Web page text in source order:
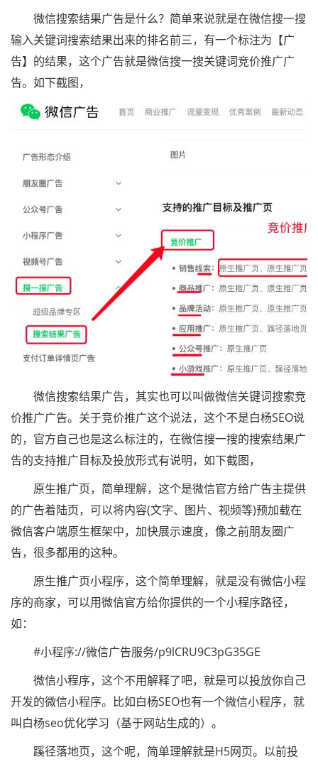
微信搜索结果广告是什么？简单来说就是在微信搜一搜
输入关键词搜索结果出来的排名前三，有一个标注为【广
告】的结果，这个广告就是微信搜一搜关键词竞价推广广
告。如下截图，
微信搜索结果广告，其实也可以叫做微信关键词搜索竞
价推广广告。关于竞价推广这个说法，这个不是白杨SEO说
的，官方自己也是这么标注的，在微信搜一搜的搜索结果广
告的支持推广目标及投放形式有说明，如下截图，
原生推广页，简单理解，这个是微信官方给广告主提供
的广告着陆页，可以将内容(文字、图片、视频等)预加载在
微信客户端原生框架中，加快展示速度，像之前朋友圈广
告，很多都用的这种。
原生推广页小程序，这个简单理解，就是没有微信小程
序的商家，可以用微信官方给你提供的一个小程序路径，
如：
#小程序://微信广告服务/p9lCRU9C3pG35GE
微信小程序，这个不用解释了吧，就是可以投放你自己
开发的微信小程序。比如白杨SEO也有一个微信小程序，就
叫白杨seo优化学习（基于网站生成的）。
蹊径落地页，这个呢，简单理解就是H5网页。以前投